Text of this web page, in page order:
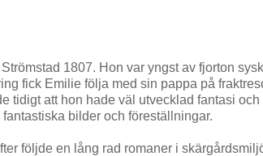
1807. Hon var yngst av fjorton
fick Emilie följa med sin pappa på
tidigt att hon hade väl utvecklad fantasi och
bilder och föreställningar.
följde en lång rad romaner i